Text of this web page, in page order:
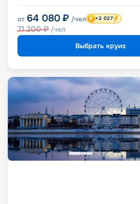
от 64 080 ₽ /чел
71 200₽ /чел
+2 027
Выбрать круиз